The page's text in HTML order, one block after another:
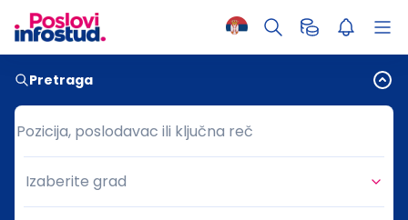
Pretraga
Pozicija, poslodavac ili ključna reč
Pozicija, poslodavac ili ključna reč
Grad
Izaberite grad